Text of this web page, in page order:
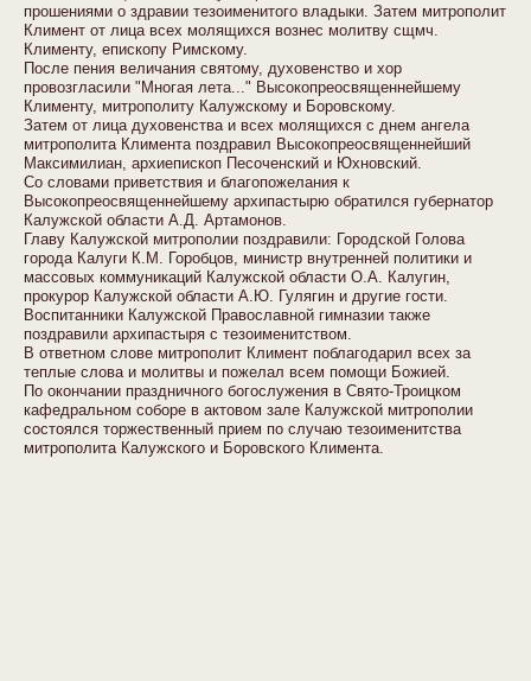
прошениями о здравии тезоименитого владыки. Затем митрополит
Климент от лица всех молящихся вознес молитву сщмч.
Клименту, епископу Римскому.
После пения величания святому, духовенство и хор
провозгласили "Многая лета..." Высокопреосвященнейшему
Клименту, митрополиту Калужскому и Боровскому.
Затем от лица духовенства и всех молящихся с днем ангела
митрополита Климента поздравил Высокопреосвященнейший
Максимилиан, архиепископ Песоченский и Юхновский.
Со словами приветствия и благопожелания к
Высокопреосвященнейшему архипастырю обратился губернатор
Калужской области А.Д. Артамонов.
Главу Калужской митрополии поздравили: Городской Голова
города Калуги К.М. Горобцов, министр внутренней политики и
массовых коммуникаций Калужской области О.А. Калугин,
прокурор Калужской области А.Ю. Гулягин и другие гости.
Воспитанники Калужской Православной гимназии также
поздравили архипастыря с тезоименитством.
В ответном слове митрополит Климент поблагодарил всех за
теплые слова и молитвы и пожелал всем помощи Божией.
По окончании праздничного богослужения в Свято-Троицком
кафедральном соборе в актовом зале Калужской митрополии
состоялся торжественный прием по случаю тезоименитства
митрополита Калужского и Боровского Климента.